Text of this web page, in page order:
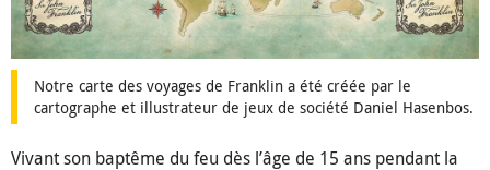
Notre carte des voyages de Franklin a été créée par le
cartographe et illustrateur de jeux de société Daniel Hasenbos.
Vivant son baptême du feu dès l’âge de 15 ans pendant la